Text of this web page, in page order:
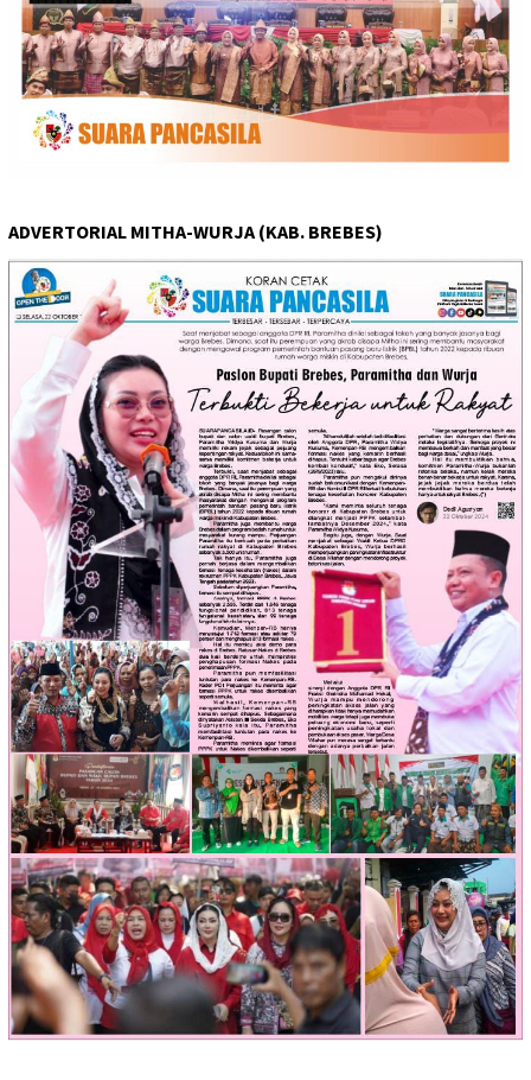
ADVERTORIAL MITHA-WURJA (KAB. BREBES)